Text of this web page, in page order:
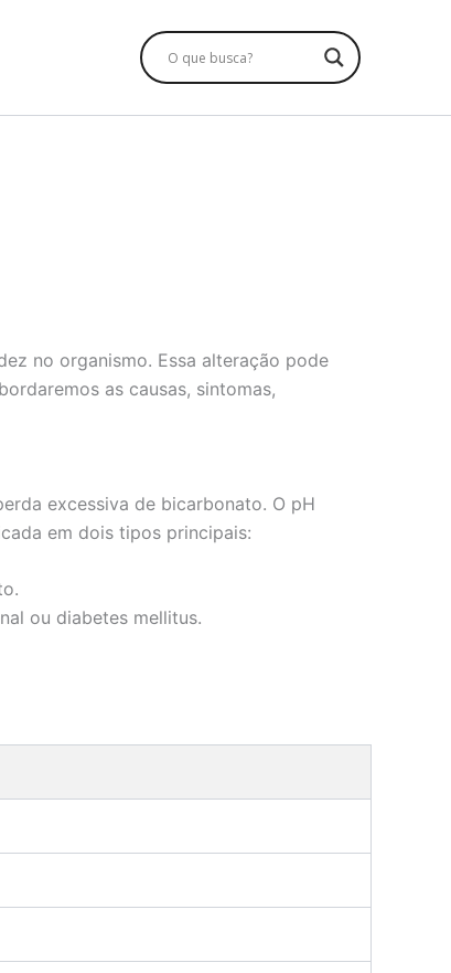
no organismo. Essa alteração pode
as causas, sintomas,
excessiva de bicarbonato. O pH
em dois tipos principais:
ou diabetes mellitus.